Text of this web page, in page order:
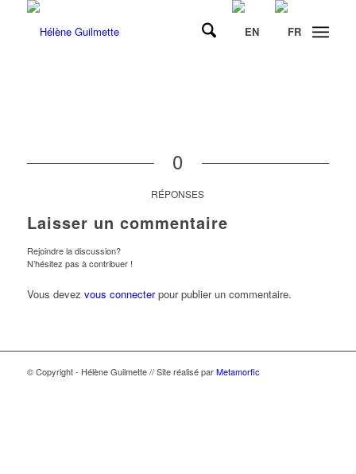
0
RÉPONSES
Laisser un commentaire
Rejoindre la discussion?
N’hésitez pas à contribuer !
Vous devez vous connecterpour publier un commentaire.
© Copyright - Hélène Guilmette // Site réalisé parMetamorfic